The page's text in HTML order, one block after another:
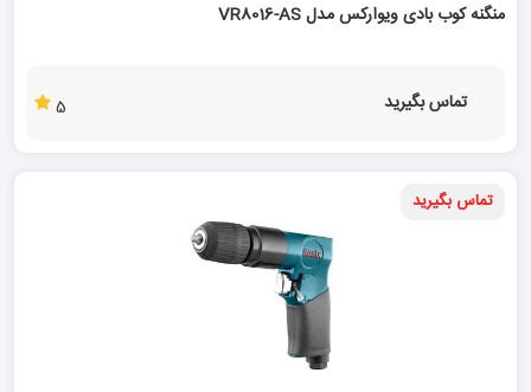
منگنه کوب بادی ویوارکس مدل VR8016-AS
تماس بگیرید 5
تماس بگیرید